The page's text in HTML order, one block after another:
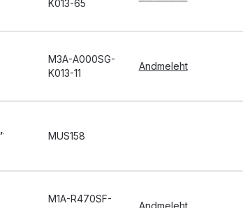
K013-65
M3A-A000SG-
K013-11
Andmeleht
MUS158
M1A-R470SF-
Andmeleht